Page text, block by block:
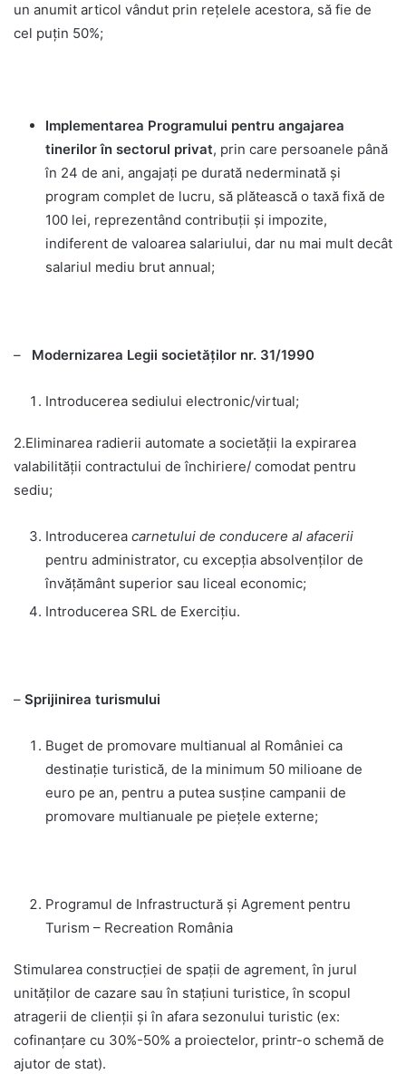
un anumit articol vândut prin rețelele acestora, să fie de
cel puțin 50%;
Implementarea Programului pentru angajarea
tinerilor în sectorul privat, prin care persoanele până
în 24 de ani, angajați pe durată nederminată şi
program complet de lucru, să plătească o taxă fixă de
100 lei, reprezentând contribuţii şi impozite,
indiferent de valoarea salariului, dar nu mai mult decât
salariul mediu brut annual;
– Modernizarea Legii societăţilor nr. 31/1990
Introducerea sediului electronic/virtual;
2.Eliminarea radierii automate a societăţii la expirarea
valabilităţii contractului de închiriere/ comodat pentru
sediu;
Introducerea carnetului de conducere al afacerii
pentru administrator, cu excepţia absolvenților de
învățământ superior sau liceal economic;
Introducerea SRL de Exercițiu.
– Sprijinirea turismului
Buget de promovare multianual al României ca
destinație turistică, de la minimum 50 milioane de
euro pe an, pentru a putea susține campanii de
promovare multianuale pe piețele externe;
Programul de Infrastructură și Agrement pentru
Turism – Recreation România
Stimularea construcției de spaţii de agrement, în jurul
unităţilor de cazare sau în staţiuni turistice, în scopul
atragerii de clienţii şi în afara sezonului turistic (ex:
cofinanțare cu 30%-50% a proiectelor, printr-o schemă de
ajutor de stat).